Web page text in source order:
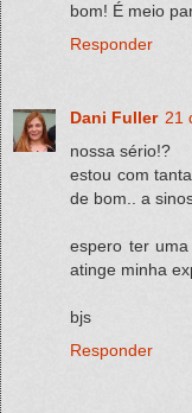
bom! É meio
Responder
Dani Fuller 21
nossa sério!?
estou com
de bom.. a
espero ter
atinge minha
bjs
Responder